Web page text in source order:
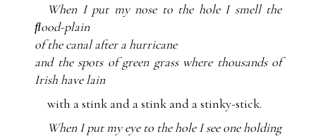
When I put my nose to the hole I smell the
ﬂood-plain
of the canal after a hurricane
and the spots of green grass where thousands of
Irish have lain
with a stink and a stink and a stinky-stick.
When I put my eye to the hole I see one holding